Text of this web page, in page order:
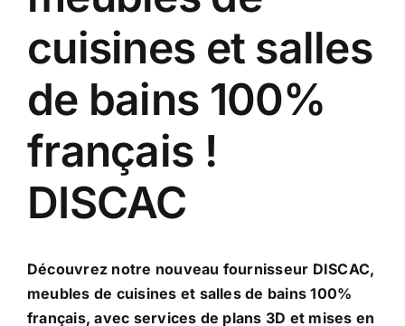
cuisines et salles
de bains 100%
français !
DISCAC
Découvrez notre nouveau fournisseur DISCAC,
meubles de cuisines et salles de bains 100%
français, avec services de plans 3D et mises en